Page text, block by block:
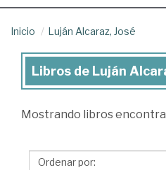
Inicio Luján Alcaraz, José
Libros
Luján
José
Libros de Luján
Mostrando libros